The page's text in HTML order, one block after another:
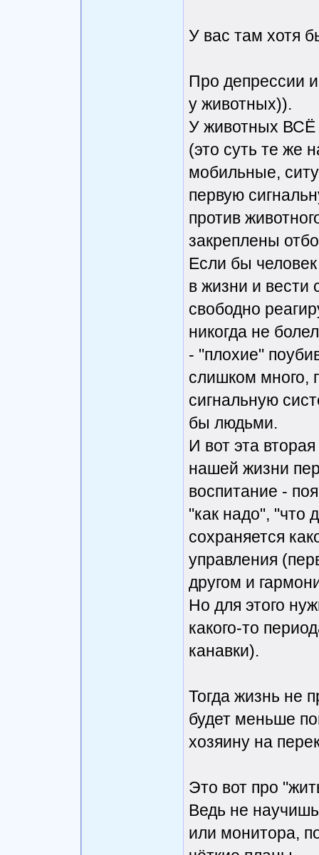
У вас там хотя
Про депрессии
у животных)).
У животных ВСЁ
(это суть те же
мобильные,
первую
против
закреплены
Если бы
в жизни и вести
свободно
никогда не
- "плохие"
слишком много,
сигнальную
бы людьми.
И вот эта
нашей жизни
воспитание -
"как надо", "что
сохраняется
управления
другом и
Но для этого
какого-то
канавки).
Тогда жизнь не
будет меньше
хозяину на
Это вот про
Ведь не
или монитора,